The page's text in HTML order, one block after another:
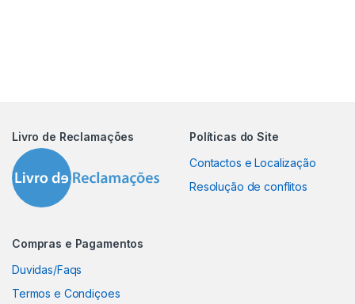
Livro de Reclamações
Políticas do Site
Contactos e Localização
Resolução de conflitos
Compras e Pagamentos
Duvidas/Faqs
Termos e Condiçoes